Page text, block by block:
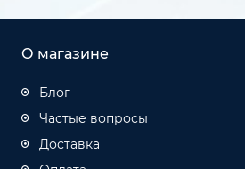
О магазине
Блог
Частые вопросы
Доставка